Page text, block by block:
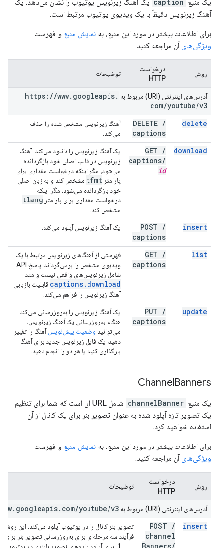
یک منبع caption یک آهنگ زیرنویس یوتیوب را نشان می‌دهد. یک
آهنگ زیرنویس دقیقاً با یک ویدیوی یوتیوب مرتبط است.
برای اطلاعات بیشتر در مورد این منبع، به نمایش منبع و فهرست
ویژگی‌های آن مراجعه کنید.
روش
درخواست
HTTP
توضیحات
آدرس‌های اینترنتی (URI) مربوط به https: //www. googleapis.
com/youtube/v3
delete
DELETE /
captions
آهنگ زیرنویس مشخص شده را حذف
می‌کند.
download
GET /
captions/
id
یک آهنگ زیرنویس را دانلود می‌کند. آهنگ
زیرنویس در قالب اصلی خود بازگردانده
می‌شود، مگر اینکه درخواست مقداری برای
پارامتر tfmt مشخص کند و به زبان اصلی
خود بازگردانده می‌شود، مگر اینکه
درخواست مقداری برای پارامتر tlang
مشخص کند.
insert
POST /
captions
یک آهنگ زیرنویس آپلود می‌کند.
list
GET /
captions
فهرستی از آهنگ‌های زیرنویس مرتبط با یک
ویدیوی مشخص را برمی‌گرداند. پاسخ API
شامل زیرنویس‌های واقعی نیست و متد
captions. download
قابلیت بازیابی
آهنگ زیرنویس را فراهم می‌کند.
update
PUT /
captions
یک آهنگ زیرنویس را به‌روزرسانی می‌کند.
هنگام به‌روزرسانی یک آهنگ زیرنویس،
می‌توانید وضعیت پیش‌نویس آهنگ را تغییر
دهید، یک فایل زیرنویس جدید برای آهنگ
بارگذاری کنید یا هر دو را انجام دهید.
ChannelBanners
یک منبع channelBanner
شامل URL ای است که شما برای تنظیم
یک تصویر تازه آپلود شده به عنوان تصویر بنر برای یک کانال از آن
استفاده خواهید کرد.
برای اطلاعات بیشتر در مورد این منبع، به نمایش منبع و فهرست
ویژگی‌های آن مراجعه کنید.
روش
درخواست
HTTP
توضیحات
آدرس‌های اینترنتی (URI) مربوط به www. googleapis. com/youtube/v3
insert
POST /
channel
Banners/
تصویر بنر کانال را در یوتیوب آپلود می‌کند. این
فرآیند سه مرحله‌ای برای به‌روزرسانی تصویر بنر برای
برای آپلود داده‌های تصویر باینری در یوتیوب،